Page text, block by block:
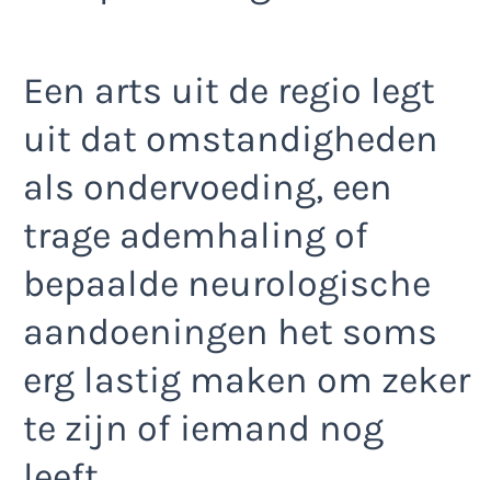
Een arts uit de regio legt
uit dat omstandigheden
als ondervoeding, een
trage ademhaling of
bepaalde neurologische
aandoeningen het soms
erg lastig maken om zeker
te zijn of iemand nog